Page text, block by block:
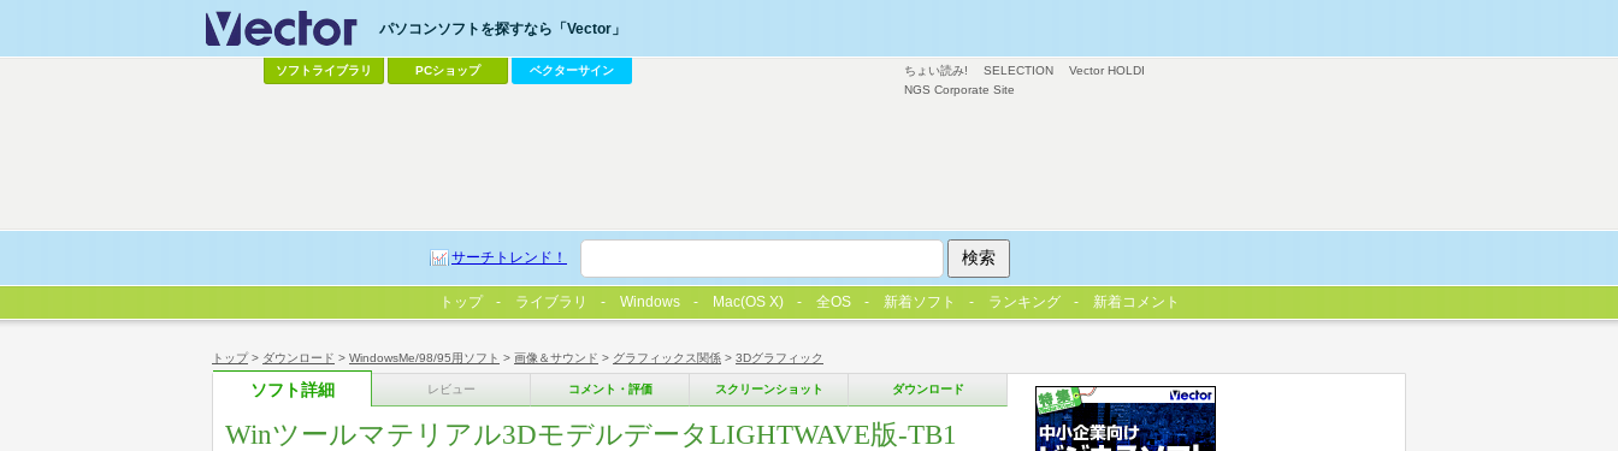
トップ> ダウンロード > WindowsMe/98/95用ソフト > 画像＆サウンド > グラフィックス関係 > 3Dグラフィック
ソフト詳細 レビュー コメント・評価 スクリーンショット ダウンロード
Winツールマテリアル3DモデルデータLIGHTWAVE版-TB1
ちょい読み! SELECTION
Vector HOLDI
NGS Corporate Site
パソコンソフトを探すなら「Vector」
ソフトライブラリ PCショップ ベクターサイン
サーチトレンド！
トップ ライブラリ Windows Mac(OS X) 全OS 新着ソフト ランキング 新着コメント